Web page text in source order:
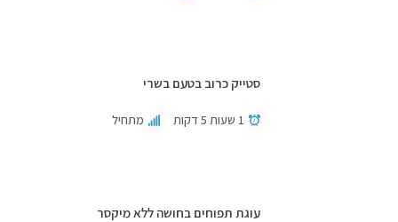
סטייק כרוב בטעם בשרי
1 שעות 5 דקות מתחיל
עוגת תפוחים בחושה ללא מיקסר